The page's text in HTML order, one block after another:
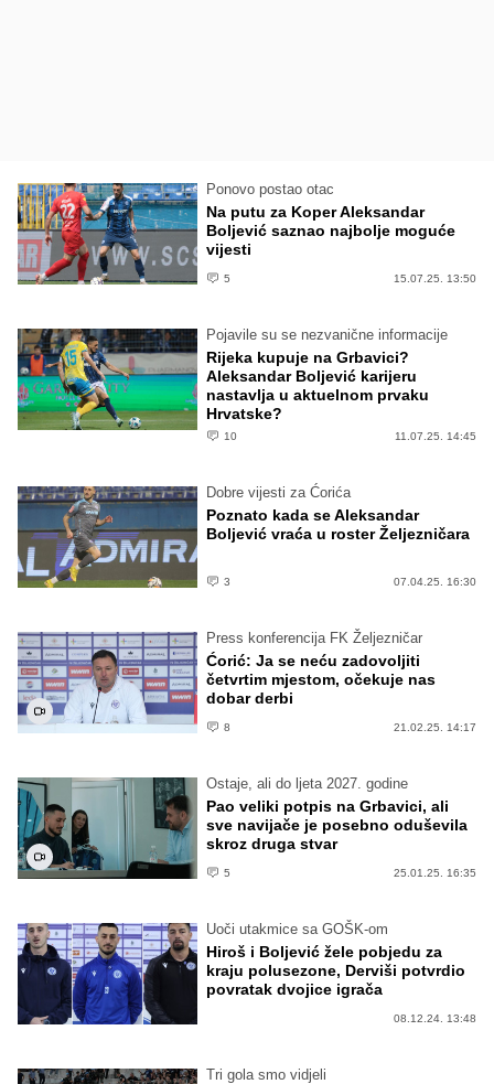
Ponovo postao otac
Na putu za Koper Aleksandar
Boljević saznao najbolje moguće
vijesti
5 15.07.25. 13:50
Pojavile su se nezvanične informacije
Rijeka kupuje na Grbavici?
Aleksandar Boljević karijeru
nastavlja u aktuelnom prvaku
Hrvatske?
10 11.07.25. 14:45
Dobre vijesti za Ćorića
Poznato kada se Aleksandar
Boljević vraća u roster Željezničara
3 07.04.25. 16:30
Press konferencija FK Željezničar
Ćorić: Ja se neću zadovoljiti
četvrtim mjestom, očekuje nas
dobar derbi
8 21.02.25. 14:17
Ostaje, ali do ljeta 2027. godine
Pao veliki potpis na Grbavici, ali
sve navijače je posebno oduševila
skroz druga stvar
5 25.01.25. 16:35
Uoči utakmice sa GOŠK-om
Hiroš i Boljević žele pobjedu za
kraju polusezone, Derviši potvrdio
povratak dvojice igrača
08.12.24. 13:48
Tri gola smo vidjeli